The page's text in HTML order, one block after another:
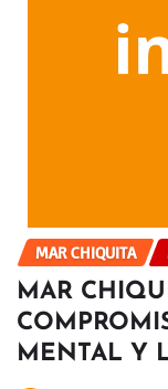
MAR CHIQUITA
MAR
MENTAL Y